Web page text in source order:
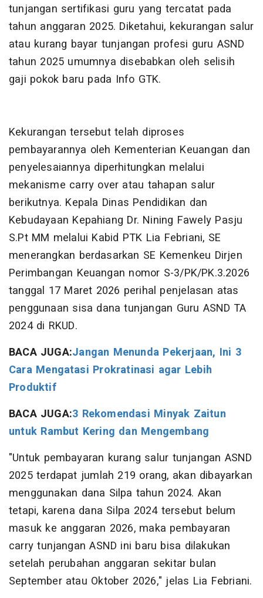
tunjangan sertifikasi guru yang tercatat pada
tahun anggaran 2025. Diketahui, kekurangan salur
atau kurang bayar tunjangan profesi guru ASND
tahun 2025 umumnya disebabkan oleh selisih
gaji pokok baru pada Info GTK.
Kekurangan tersebut telah diproses
pembayarannya oleh Kementerian Keuangan dan
penyelesaiannya diperhitungkan melalui
mekanisme carry over atau tahapan salur
berikutnya. Kepala Dinas Pendidikan dan
Kebudayaan Kepahiang Dr. Nining Fawely Pasju
S.Pt MM melalui Kabid PTK Lia Febriani, SE
menerangkan berdasarkan SE Kemenkeu Dirjen
Perimbangan Keuangan nomor S-3/PK/PK.3.2026
tanggal 17 Maret 2026 perihal penjelasan atas
penggunaan sisa dana tunjangan Guru ASND TA
2024 di RKUD.
BACA JUGA:Jangan Menunda Pekerjaan, Ini 3
Cara Mengatasi Prokratinasi agar Lebih
Produktif
BACA JUGA:3 Rekomendasi Minyak Zaitun
untuk Rambut Kering dan Mengembang
"Untuk pembayaran kurang salur tunjangan ASND
2025 terdapat jumlah 219 orang, akan dibayarkan
menggunakan dana Silpa tahun 2024. Akan
tetapi, karena dana Silpa 2024 tersebut belum
masuk ke anggaran 2026, maka pembayaran
carry tunjangan ASND ini baru bisa dilakukan
setelah perubahan anggaran sekitar bulan
September atau Oktober 2026," jelas Lia Febriani.